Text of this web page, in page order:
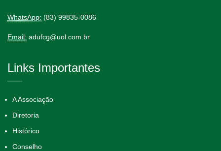
WhatsApp: (83) 99835-0086
Email: adufcg@uol.com.br
Links Importantes
A Associação
Diretoria
Histórico
Conselho